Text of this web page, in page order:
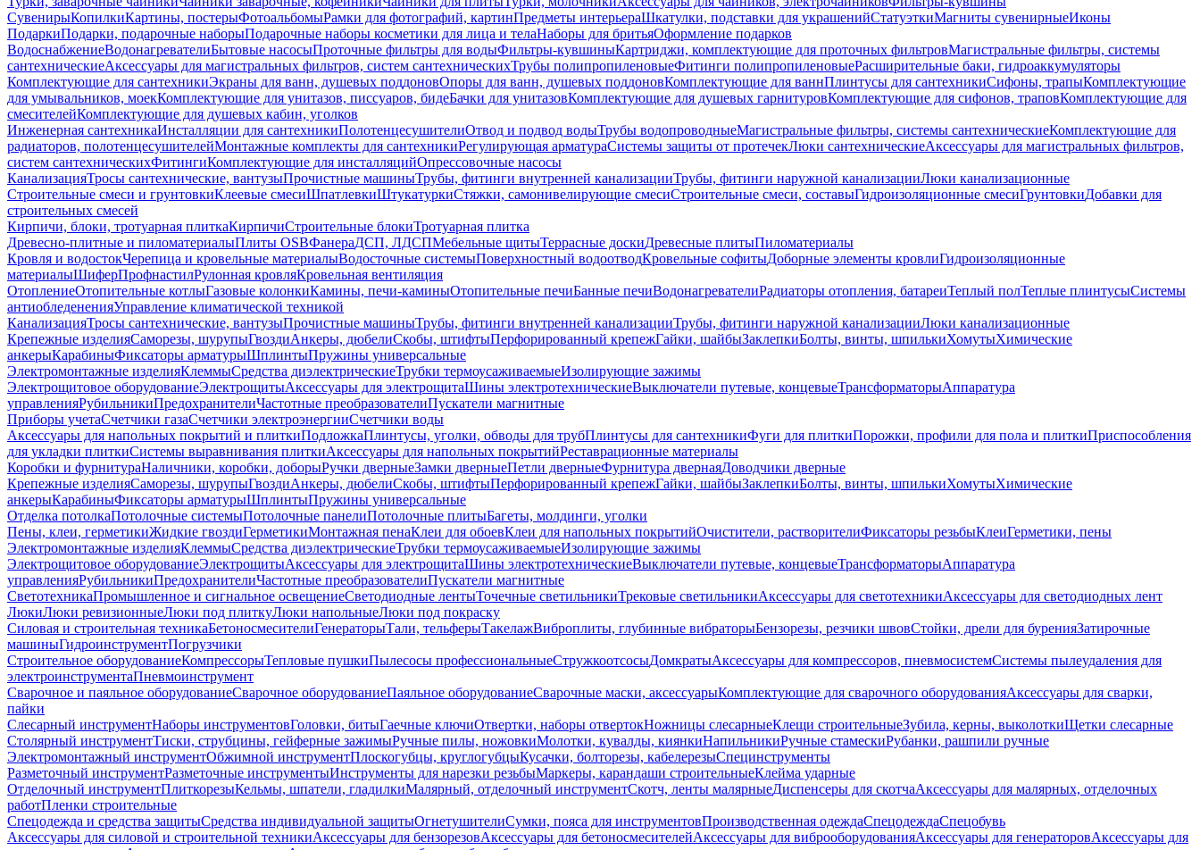
СувенирыКопилкиКартины, постерыФотоальбомыРамки для фотографий, картинПредметы интерьераШкатулки, подставки для украшенийСтатуэткиМагниты сувенирныеИконы
ПодаркиПодарки, подарочные наборыПодарочные наборы косметики для лица и телаНаборы для бритьяОформление подарков
ВодоснабжениеВодонагревателиБытовые насосыПроточные фильтры для водыФильтры-кувшиныКартриджи, комплектующие для проточных фильтровМагистральные фильтры, системы
сантехническиеАксессуары для магистральных фильтров, систем сантехническихТрубы полипропиленовыеФитинги полипропиленовыеРасширительные баки, гидроаккумуляторы
Комплектующие для сантехникиЭкраны для ванн, душевых поддоновОпоры для ванн, душевых поддоновКомплектующие для ваннПлинтусы для сантехникиСифоны, трапыКомплектующие
для умывальников, моекКомплектующие для унитазов, писсуаров, бидеБачки для унитазовКомплектующие для душевых гарнитуровКомплектующие для сифонов, траповКомплектующие для
смесителейКомплектующие для душевых кабин, уголков
Инженерная сантехникаИнсталляции для сантехникиПолотенцесушителиОтвод и подвод водыТрубы водопроводныеМагистральные фильтры, системы сантехническиеКомплектующие для
радиаторов, полотенцесушителейМонтажные комплекты для сантехникиРегулирующая арматураСистемы защиты от протечекЛюки сантехническиеАксессуары для магистральных фильтров,
систем сантехническихФитингиКомплектующие для инсталляцийОпрессовочные насосы
КанализацияТросы сантехнические, вантузыПрочистные машиныТрубы, фитинги внутренней канализацииТрубы, фитинги наружной канализацииЛюки канализационные
Строительные смеси и грунтовкиКлеевые смесиШпатлевкиШтукатуркиСтяжки, самонивелирующие смесиСтроительные смеси, составыГидроизоляционные смесиГрунтовкиДобавки для
строительных смесей
Кирпичи, блоки, тротуарная плиткаКирпичиСтроительные блокиТротуарная плитка
Древесно-плитные и пиломатериалыПлиты OSBФанераДСП, ЛДСПМебельные щитыТеррасные доскиДревесные плитыПиломатериалы
Кровля и водостокЧерепица и кровельные материалыВодосточные системыПоверхностный водоотводКровельные софитыДоборные элементы кровлиГидроизоляционные
материалыШиферПрофнастилРулонная кровляКровельная вентиляция
ОтоплениеОтопительные котлыГазовые колонкиКамины, печи-каминыОтопительные печиБанные печиВодонагревателиРадиаторы отопления, батареиТеплый полТеплые плинтусыСистемы
антиобледененияУправление климатической техникой
КанализацияТросы сантехнические, вантузыПрочистные машиныТрубы, фитинги внутренней канализацииТрубы, фитинги наружной канализацииЛюки канализационные
Крепежные изделияСаморезы, шурупыГвоздиАнкеры, дюбелиСкобы, штифтыПерфорированный крепежГайки, шайбыЗаклепкиБолты, винты, шпилькиХомутыХимические
анкерыКарабиныФиксаторы арматурыШплинтыПружины универсальные
Электромонтажные изделияКлеммыСредства диэлектрическиеТрубки термоусаживаемыеИзолирующие зажимы
Электрощитовое оборудованиеЭлектрощитыАксессуары для электрощитаШины электротехническиеВыключатели путевые, концевыеТрансформаторыАппаратура
управленияРубильникиПредохранителиЧастотные преобразователиПускатели магнитные
Приборы учетаСчетчики газаСчетчики электроэнергииСчетчики воды
Аксессуары для напольных покрытий и плиткиПодложкаПлинтусы, уголки, обводы для трубПлинтусы для сантехникиФуги для плиткиПорожки, профили для пола и плиткиПриспособления
для укладки плиткиСистемы выравнивания плиткиАксессуары для напольных покрытийРеставрационные материалы
Коробки и фурнитураНаличники, коробки, доборыРучки дверныеЗамки дверныеПетли дверныеФурнитура двернаяДоводчики дверные
Крепежные изделияСаморезы, шурупыГвоздиАнкеры, дюбелиСкобы, штифтыПерфорированный крепежГайки, шайбыЗаклепкиБолты, винты, шпилькиХомутыХимические
анкерыКарабиныФиксаторы арматурыШплинтыПружины универсальные
Отделка потолкаПотолочные системыПотолочные панелиПотолочные плитыБагеты, молдинги, уголки
Пены, клеи, герметикиЖидкие гвоздиГерметикиМонтажная пенаКлеи для обоевКлеи для напольных покрытийОчистители, растворителиФиксаторы резьбыКлеиГерметики, пены
Электромонтажные изделияКлеммыСредства диэлектрическиеТрубки термоусаживаемыеИзолирующие зажимы
Электрощитовое оборудованиеЭлектрощитыАксессуары для электрощитаШины электротехническиеВыключатели путевые, концевыеТрансформаторыАппаратура
управленияРубильникиПредохранителиЧастотные преобразователиПускатели магнитные
СветотехникаПромышленное и сигнальное освещениеСветодиодные лентыТочечные светильникиТрековые светильникиАксессуары для светотехникиАксессуары для светодиодных лент
ЛюкиЛюки ревизионныеЛюки под плиткуЛюки напольныеЛюки под покраску
Силовая и строительная техникаБетоносмесителиГенераторыТали, тельферыТакелажВиброплиты, глубинные вибраторыБензорезы, резчики швовСтойки, дрели для буренияЗатирочные
машиныГидроинструментПогрузчики
Строительное оборудованиеКомпрессорыТепловые пушкиПылесосы профессиональныеСтружкоотсосыДомкратыАксессуары для компрессоров, пневмосистемСистемы пылеудаления для
электроинструментаПневмоинструмент
Сварочное и паяльное оборудованиеСварочное оборудованиеПаяльное оборудованиеСварочные маски, аксессуарыКомплектующие для сварочного оборудованияАксессуары для сварки,
пайки
Слесарный инструментНаборы инструментовГоловки, битыГаечные ключиОтвертки, наборы отвертокНожницы слесарныеКлещи строительныеЗубила, керны, выколоткиЩетки слесарные
Столярный инструментТиски, струбцины, гейферные зажимыРучные пилы, ножовкиМолотки, кувалды, киянкиНапильникиРучные стамескиРубанки, рашпили ручные
Электромонтажный инструментОбжимной инструментПлоскогубцы, круглогубцыКусачки, болторезы, кабелерезыСпецинструменты
Разметочный инструментРазметочные инструментыИнструменты для нарезки резьбыМаркеры, карандаши строительныеКлейма ударные
Отделочный инструментПлиткорезыКельмы, шпатели, гладилкиМалярный, отделочный инструментСкотч, ленты малярныеДиспенсеры для скотчаАксессуары для малярных, отделочных
работПленки строительные
Спецодежда и средства защитыСредства индивидуальной защитыОгнетушителиСумки, пояса для инструментовПроизводственная одеждаСпецодеждаСпецобувь
Аксессуары для силовой и строительной техникиАксессуары для бензорезовАксессуары для бетоносмесителейАксессуары для виброоборудованияАксессуары для генераторовАксессуары для